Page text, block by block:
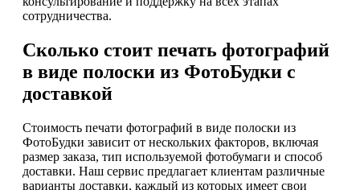
сотрудничества.
Сколько стоит печать фотографий
в виде полоски из ФотоБудки с
доставкой
Стоимость печати фотографий в виде полоски из
ФотоБудки зависит от нескольких факторов, включая
размер заказа, тип используемой фотобумаги и способ
доставки. Наш сервис предлагает клиентам различные
варианты доставки, каждый из которых имеет свои